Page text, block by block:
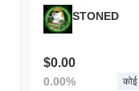
STONED
$0.00
0.00%